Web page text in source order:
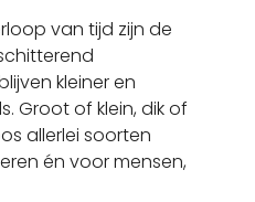
van tijd zijn de
kleiner en
Groot of klein, dik of
allerlei soorten
én voor mensen,